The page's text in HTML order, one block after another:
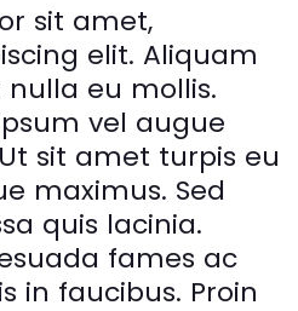
sit amet,
elit. Aliquam
eu mollis.
vel augue
sit amet turpis eu
maximus. Sed
quis lacinia.
fames ac
in faucibus. Proin